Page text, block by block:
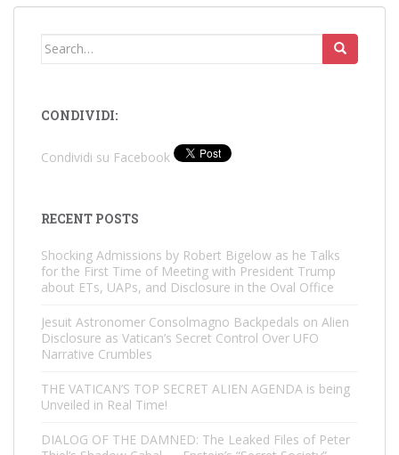
Search
CONDIVIDI:
Condividi su Facebook
RECENT POSTS
Shocking Admissions by Robert Bigelow as he Talks
for the First Time of Meeting with President Trump
about ETs, UAPs, and Disclosure in the Oval Office
Jesuit Astronomer Consolmagno Backpedals on Alien
Disclosure as Vatican’s Secret Control Over UFO
Narrative Crumbles
THE VATICAN’S TOP SECRET ALIEN AGENDA is being
Unveiled in Real Time!
DIALOG OF THE DAMNED: The Leaked Files of Peter